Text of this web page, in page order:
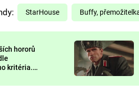
StarHouse Buffy,
hororů
kritéria.
tep?